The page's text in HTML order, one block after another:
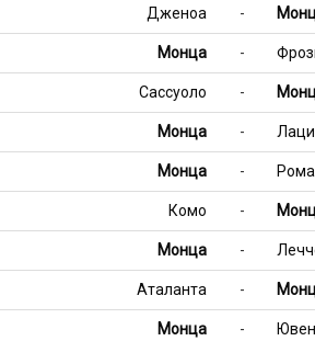
Дженоа -
Монца -
Сассуоло -
Монца -
Монца - Рома
Комо -
Монца -
Аталанта -
Монца -